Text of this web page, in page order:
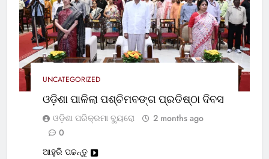
UNCATEGORIZED
ଓଡ଼ିଶା ପାଳିଲା ପଶ୍ଚିମବଙ୍ଗ ପ୍ରତିଷ୍ଠା ଦିବସ
ଓଡ଼ିଶା ପରିକ୍ରମା ବ୍ୟୁରୋ
2 months ago
0
ଆହୁରି ପଢନ୍ତୁ